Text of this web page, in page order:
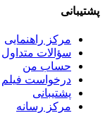
پشتیبانی
مرکز راهنمایی
سؤالات متداول
حساب من
درخواست فیلم
پشتیبانی
مرکز رسانه